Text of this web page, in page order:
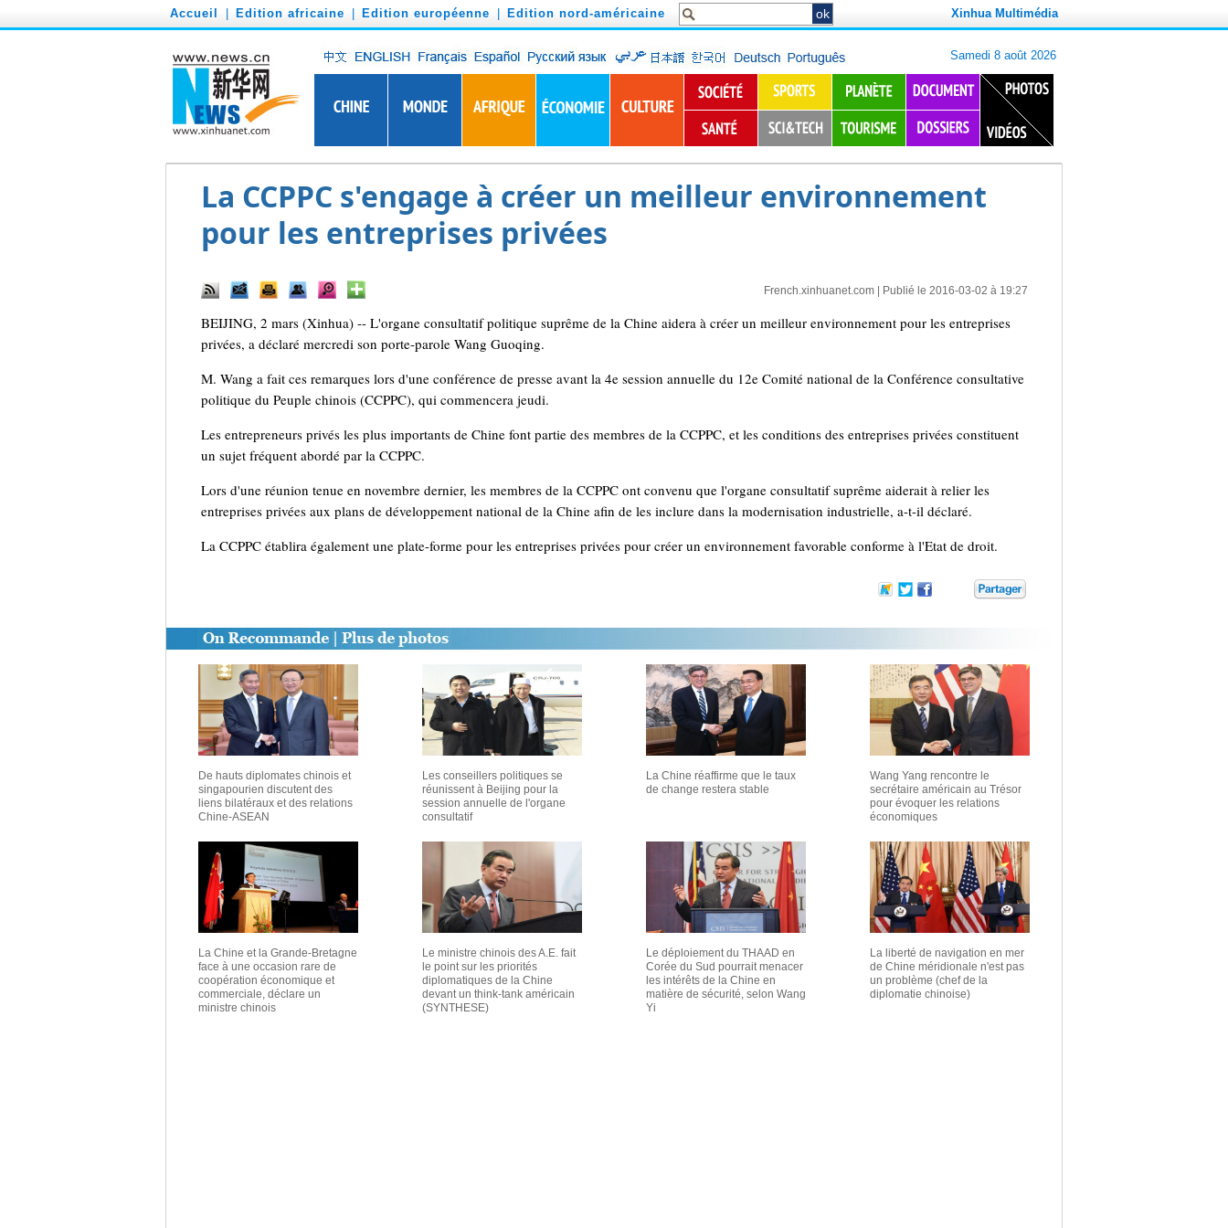
Accueil Edition africaine Edition européenne Edition nord-américaine Xinhua Multimédia
La CCPPC s'engage à créer un meilleur environnement
pour les entreprises privées
French.xinhuanet.com| Publié le 2016-03-02 à 19:27
BEIJING, 2 mars (Xinhua) -- L'organe consultatif politique suprême de la Chine aidera à créer un meilleur environnement pour les entreprises
privées, a déclaré mercredi son porte-parole Wang Guoqing.
M. Wang a fait ces remarques lors d'une conférence de presse avant la 4e session annuelle du 12e Comité national de la Conférence consultative
politique du Peuple chinois (CCPPC), qui commencera jeudi.
Les entrepreneurs privés les plus importants de Chine font partie des membres de la CCPPC, et les conditions des entreprises privées constituent
un sujet fréquent abordé par la CCPPC.
Lors d'une réunion tenue en novembre dernier, les membres de la CCPPC ont convenu que l'organe consultatif suprême aiderait à relier les
entreprises privées aux plans de développement national de la Chine afin de les inclure dans la modernisation industrielle, a-t-il déclaré.
La CCPPC établira également une plate-forme pour les entreprises privées pour créer un environnement favorable conforme à l'Etat de droit.
De hauts diplomates chinois et
singapourien discutent des
liens bilatéraux et des relations
Chine-ASEAN
Les conseillers politiques se
réunissent à Beijing pour la
session annuelle de l'organe
consultatif
La Chine réaffirme que le taux
de change restera stable
Wang Yang rencontre le
secrétaire américain au Trésor
pour évoquer les relations
économiques
La Chine et la Grande-Bretagne
face à une occasion rare de
coopération économique et
commerciale, déclare un
ministre chinois
Le ministre chinois des A.E. fait
le point sur les priorités
diplomatiques de la Chine
devant un think-tank américain
(SYNTHESE)
Le déploiement du THAAD en
Corée du Sud pourrait menacer
les intérêts de la Chine en
matière de sécurité, selon Wang
Yi
La liberté de navigation en mer
de Chine méridionale n'est pas
un problème (chef de la
diplomatie chinoise)